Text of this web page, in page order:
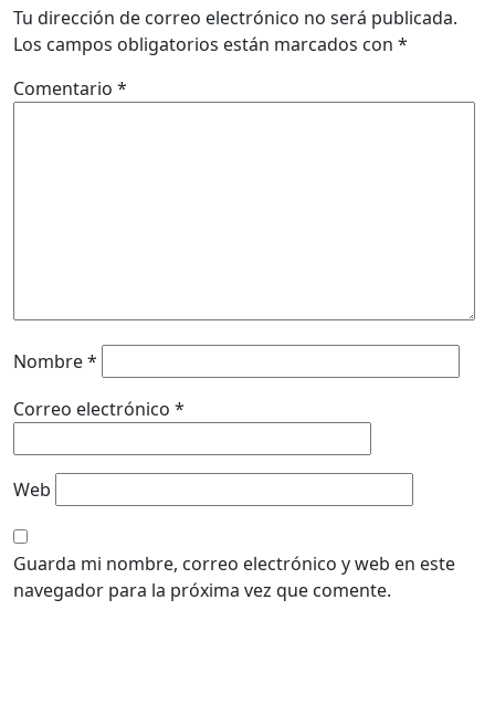
Tu dirección de correo electrónico no será publicada.
Los campos obligatorios están marcados con *
Comentario *
Nombre*
Correo electrónico *
Web
Guarda mi nombre, correo electrónico y web en este
navegador para la próxima vez que comente.